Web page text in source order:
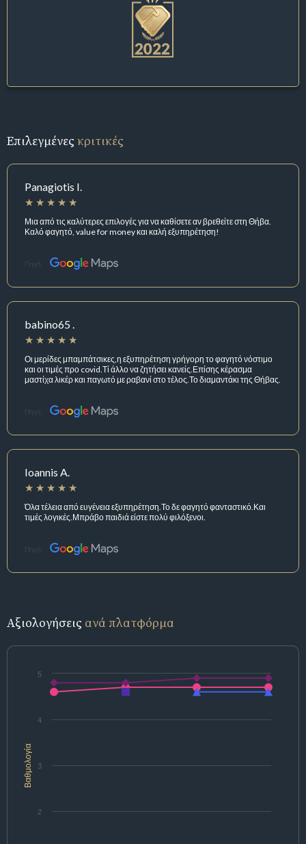
Επιλεγμένεςκριτικές
Panagiotis I.
Μια από τις καλύτερες επιλογές για να καθίσετε αν βρεθείτε στη Θήβα.
Καλό φαγητό, value for money και καλή εξυπηρέτηση!
Πηγή:
babino65 .
Οι μερίδες μπαμπάτσικες,η εξυπηρέτηση γρήγορη το φαγητό νόστιμο
και οι τιμές προ covid.Τί άλλο να ζητήσει κανείς.Επίσης κέρασμα
μαστίχα λικέρ και παγωτό με ραβανί στο τέλος.Το διαμαντάκι της Θήβας.
Πηγή:
Ioannis A.
Όλα τέλεια από ευγένεια εξυπηρέτηση.Το δε φαγητό φανταστικό.Και
τιμές λογικές.Μπράβο παιδιά είστε πολύ φιλόξενοι.
Πηγή:
Αξιολογήσεις ανά πλατφόρμα
Βαθμολογία
2
3
4
5